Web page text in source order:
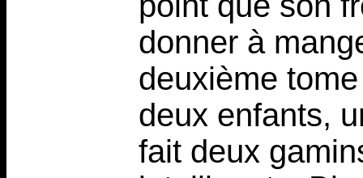
donner à
deuxième
deux enfants,
fait deux